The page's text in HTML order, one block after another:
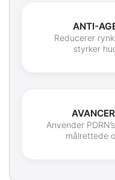
ANTI-
Reducerer
styrker
Anvender
målrettede